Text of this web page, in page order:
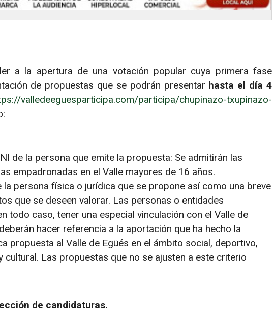
a la apertura de una votación popular cuya primera fase
de propuestas que se podrán presentar hasta el día 4
valledeeguesparticipa.com/participa/chupinazo-txupinazo-
de la persona que emite la propuesta: Se admitirán las
empadronadas en el Valle mayores de 16 años.
persona física o jurídica que se propone así como una breve
que se deseen valorar. Las personas o entidades
todo caso, tener una especial vinculación con el Valle de
hacer referencia a la aportación que ha hecho la
propuesta al Valle de Egüés en el ámbito social, deportivo,
cultural. Las propuestas que no se ajusten a este criterio
de candidaturas.